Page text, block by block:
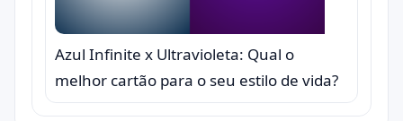
Azul Infinite x Ultravioleta: Qual o
melhor cartão para o seu estilo de vida?